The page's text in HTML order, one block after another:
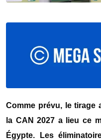
Comme prévu, le tirage
la CAN 2027 a lieu ce
Égypte. Les